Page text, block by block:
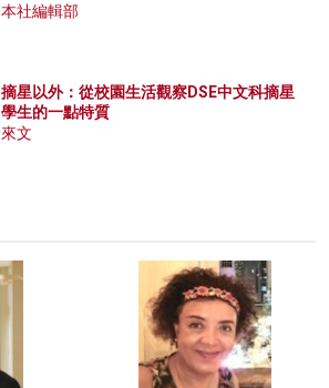
本社編輯部
摘星以外：從校園生活觀察DSE中文科摘星
學生的一點特質
來文